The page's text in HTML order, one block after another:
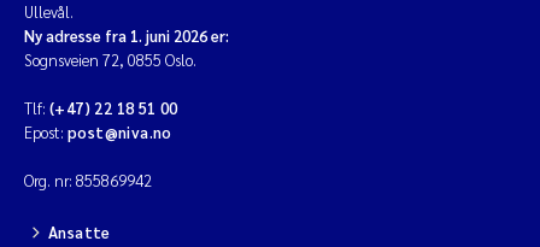
Ullevål.
Ny adresse fra 1. juni 2026 er:
Sognsveien 72, 0855 Oslo.
Tlf: (+47) 22 18 51 00
Epost: post@niva.no
Org. nr: 855869942
Ansatte